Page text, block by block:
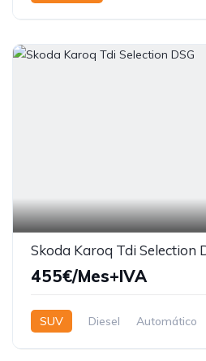
Skoda Karoq Tdi Selection
455€/Mes+IVA
SUV Diesel Automático